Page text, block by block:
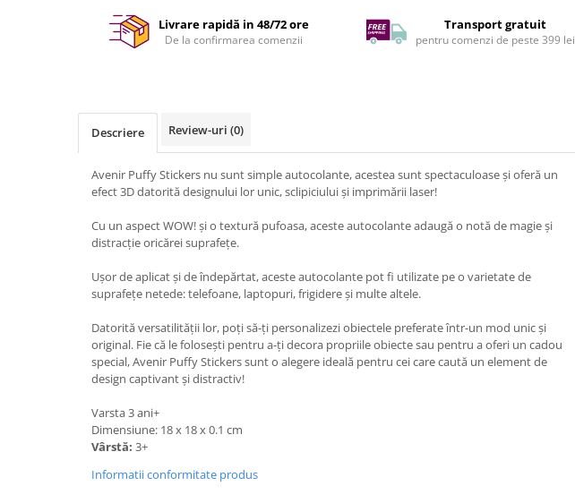
Livrare rapidă in 48/72 ore
De la confirmarea comenzii
Transport gratuit
pentru comenzi de peste 399 lei
Descriere Review-uri (0)
Avenir Puffy Stickers nu sunt simple autocolante, acestea sunt spectaculoase și oferă un
efect 3D datorită designului lor unic, sclipiciului și imprimării laser!
Cu un aspect WOW! și o textură pufoasa, aceste autocolante adaugă o notă de magie și
distracție oricărei suprafețe.
Ușor de aplicat și de îndepărtat, aceste autocolante pot fi utilizate pe o varietate de
suprafețe netede: telefoane, laptopuri, frigidere și multe altele.
Datorită versatilității lor, poți să-ți personalizezi obiectele preferate într-un mod unic și
original. Fie că le folosești pentru a-ți decora propriile obiecte sau pentru a oferi un cadou
special, Avenir Puffy Stickers sunt o alegere ideală pentru cei care caută un element de
design captivant și distractiv!
Varsta 3 ani+
Dimensiune: 18 x 18 x 0.1 cm
Vârstă: 3+
Informatii conformitate produs